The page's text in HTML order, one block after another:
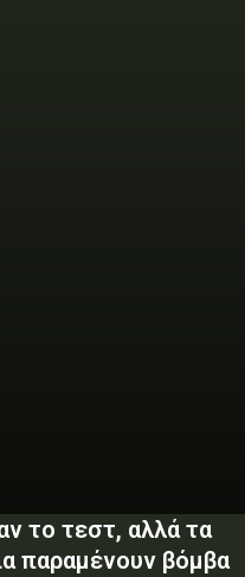
το τεστ, αλλά τα
παραμένουν βόμβα